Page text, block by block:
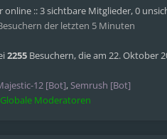
online :: 3 sichtbare Mitglieder, 0
der letzten 5 Minuten
2255 Besuchern, die am 22. Oktober
12 [Bot], Semrush [Bot]
Globale Moderatoren